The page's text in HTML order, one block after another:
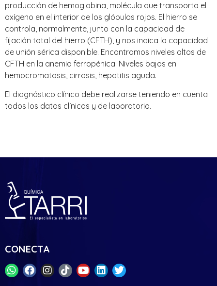
producción de hemoglobina, molécula que transporta el
oxígeno en el interior de los glóbulos rojos. El hierro se
controla, normalmente, junto con la capacidad de
fijación total del hierro (CFTH), y nos indica la capacidad
de unión sérica disponible. Encontramos niveles altos de
CFTH en la anemia ferropénica. Niveles bajos en
hemocromatosis, cirrosis, hepatitis aguda.
El diagnóstico clínico debe realizarse teniendo en cuenta
todos los datos clínicos y de laboratorio.
CONECTA